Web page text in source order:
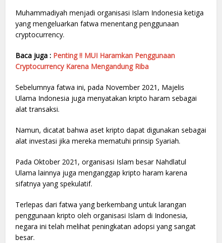
Muhammadiyah menjadi organisasi Islam Indonesia ketiga
yang mengeluarkan fatwa menentang penggunaan
cryptocurrency.
Baca juga : Penting !! MUI Haramkan Penggunaan
Cryptocurrency Karena Mengandung Riba
Sebelumnya fatwa ini, pada November 2021, Majelis
Ulama Indonesia juga menyatakan kripto haram sebagai
alat transaksi.
Namun, dicatat bahwa aset kripto dapat digunakan sebagai
alat investasi jika mereka mematuhi prinsip Syariah.
Pada Oktober 2021, organisasi Islam besar Nahdlatul
Ulama lainnya juga menganggap kripto haram karena
sifatnya yang spekulatif.
Terlepas dari fatwa yang berkembang untuk larangan
penggunaan kripto oleh organisasi Islam di Indonesia,
negara ini telah melihat peningkatan adopsi yang sangat
besar.